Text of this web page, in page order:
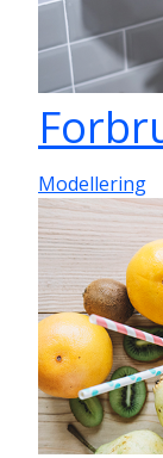
Modellering